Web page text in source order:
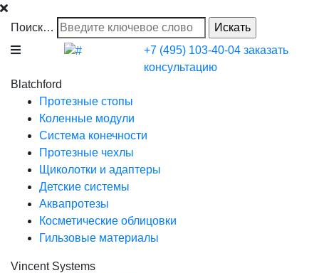
Поиск…
+7 (495) 103-40-04 заказать
консультацию
Blatchford
Протезные стопы
Коленные модули
Система конечности
Протезные чехлы
Щиколотки и адаптеры
Детские системы
Аквапротезы
Косметические облицовки
Гильзовые материалы
Vincent Systems